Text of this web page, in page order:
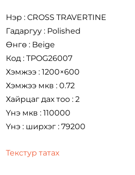
Нэр : CROSS TRAVERTINE
Гадаргуу : Polished
Өнгө : Beige
Код : TPOG26007
Хэмжээ : 1200×600
Хэмжээ мкв : 0.72
Хайрцаг дах тоо : 2
Үнэ мкв : 110000
Үнэ : ширхэг : 79200
Текстур татах